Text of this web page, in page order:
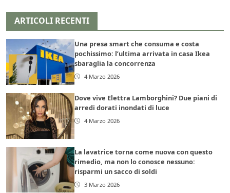
ARTICOLI RECENTI
Una presa smart che consuma e costa
pochissimo: l’ultima arrivata in casa Ikea
sbaraglia la concorrenza
4 Marzo 2026
Dove vive Elettra Lamborghini? Due piani di
arredi dorati inondati di luce
4 Marzo 2026
La lavatrice torna come nuova con questo
rimedio, ma non lo conosce nessuno:
risparmi un sacco di soldi
3 Marzo 2026